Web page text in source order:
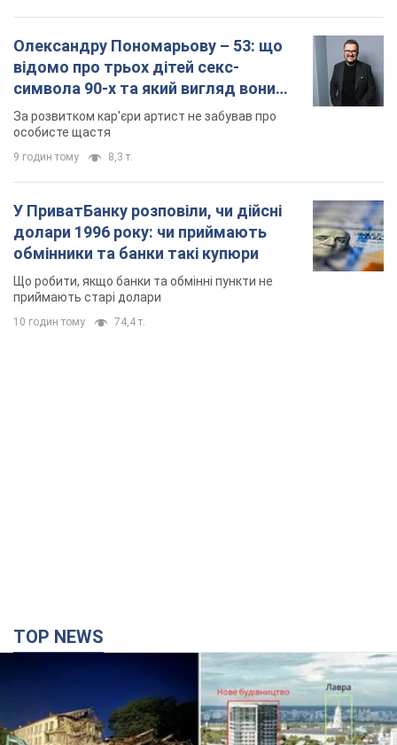
Олександру Пономарьову – 53: що
відомо про трьох дітей секс-
символа 90-х та який вигляд вони
мають
За розвитком кар'єри артист не забував про
особисте щастя
9 годин тому 8,3 т.
У ПриватБанку розповіли, чи дійсні
долари 1996 року: чи приймають
обмінники та банки такі купюри
Що робити, якщо банки та обмінні пункти не
приймають старі долари
10 годин тому 74,4 т.
TOP NEWS